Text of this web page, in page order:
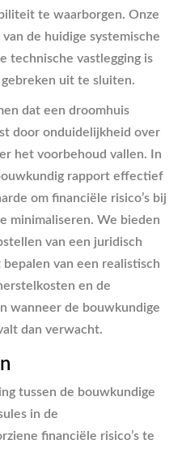
te waarborgen. Onze
de huidige systemische
technische vastlegging is
uit te sluiten.
dat een droomhuis
door onduidelijkheid over
het voorbehoud vallen. In
rapport effectief
om financiële risico’s bij
minimaliseren. We bieden
van een juridisch
van een realistisch
en de
wanneer de bouwkundige
dan verwacht.
tussen de bouwkundige
in de
financiële risico’s te